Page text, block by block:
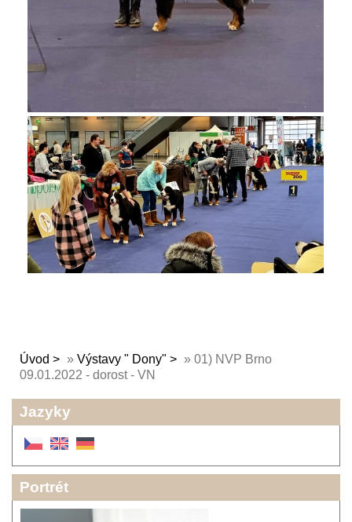
Úvod » Výstavy " Dony" » 01) NVP Brno
09.01.2022 - dorost - VN
Jazyky
Portrét